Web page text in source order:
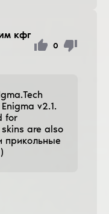
кфг
0
v2.1.
for
are also
прикольные